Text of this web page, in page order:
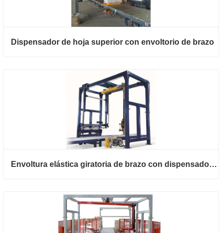
Dispensador de hoja superior con envoltorio de brazo
Envoltura elástica giratoria de brazo con dispensador de hoja superior